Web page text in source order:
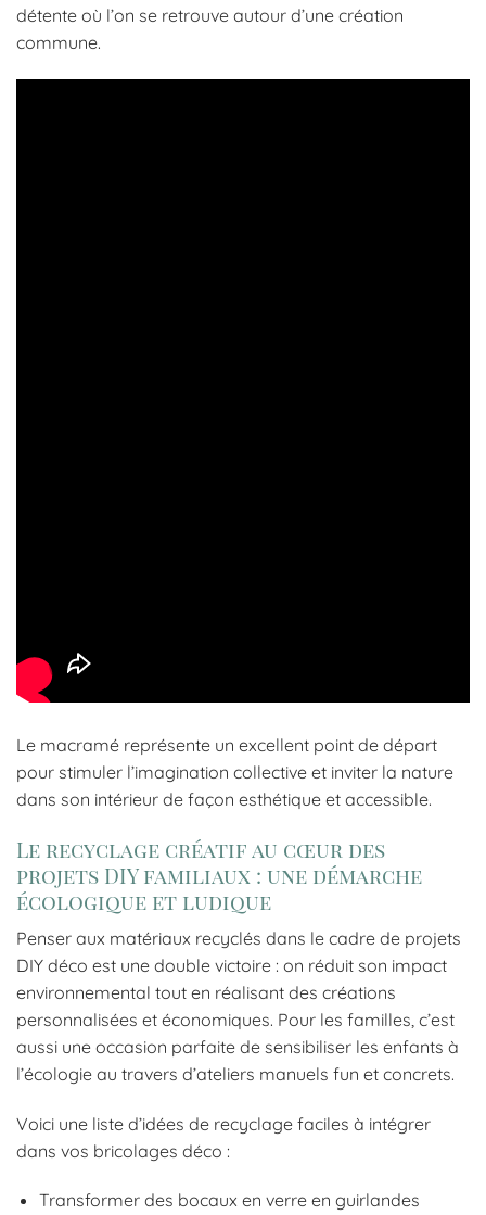
détente où l’on se retrouve autour d’une création
commune.
Le macramé représente un excellent point de départ
pour stimuler l’imagination collective et inviter la nature
dans son intérieur de façon esthétique et accessible.
Le recyclage créatif au cœur des
projets DIY familiaux : une démarche
écologique et ludique
Penser aux matériaux recyclés dans le cadre de projets
DIY déco est une double victoire : on réduit son impact
environnemental tout en réalisant des créations
personnalisées et économiques. Pour les familles, c’est
aussi une occasion parfaite de sensibiliser les enfants à
l’écologie au travers d’ateliers manuels fun et concrets.
Voici une liste d’idées de recyclage faciles à intégrer
dans vos bricolages déco :
Transformer des bocaux en verre en guirlandes